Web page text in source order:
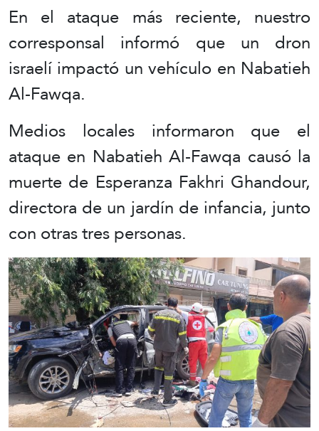
En el ataque más reciente, nuestro
corresponsal informó que un dron
israelí impactó un vehículo en Nabatieh
Al-Fawqa.
Medios locales informaron que el
ataque en Nabatieh Al-Fawqa causó la
muerte de Esperanza Fakhri Ghandour,
directora de un jardín de infancia, junto
con otras tres personas.